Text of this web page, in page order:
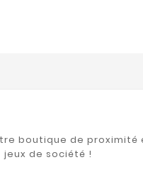
boutique de proximité
jeux de société !